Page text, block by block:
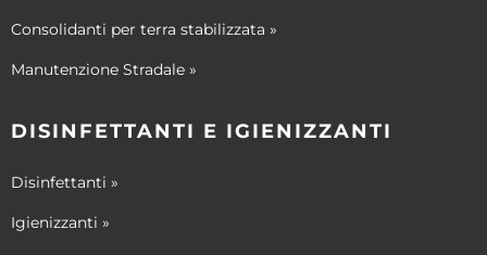
Consolidanti per terra stabilizzata »
Manutenzione Stradale »
DISINFETTANTI E IGIENIZZANTI
Disinfettanti »
Igienizzanti »